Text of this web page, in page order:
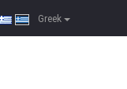
Greek